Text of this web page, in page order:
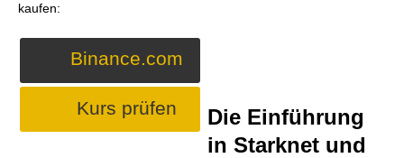
kaufen:
Binance.com
Kurs prüfen
Die Einführung
in Starknet und